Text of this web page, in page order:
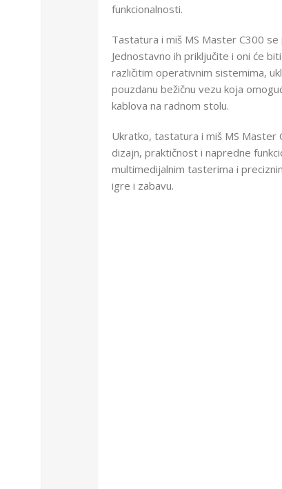
funkcionalnosti.
Tastatura i miš MS Master C300
Jednostavno ih priključite i oni će
različitim operativnim sistemima,
pouzdanu bežičnu vezu koja
kablova na radnom stolu.
Ukratko, tastatura i miš MS Master
dizajn, praktičnost i napredne
multimedijalnim tasterima i
igre i zabavu.